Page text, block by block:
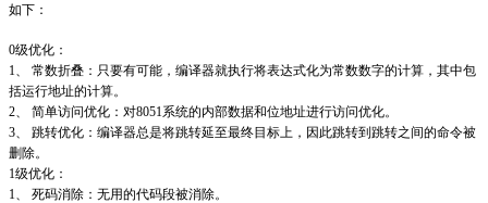
如下：
0级优化：
1、 常数折叠：只要有可能，编译器就执行将表达式化为常数数字的计算，其中包
括运行地址的计算。
2、 简单访问优化：对8051系统的内部数据和位地址进行访问优化。
3、 跳转优化：编译器总是将跳转延至最终目标上，因此跳转到跳转之间的命令被
删除。
1级优化：
1、 死码消除：无用的代码段被消除。